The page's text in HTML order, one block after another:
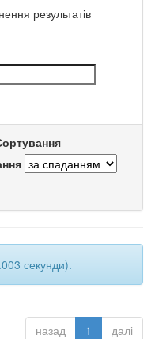
результатів
секунди).
назад 1 далі